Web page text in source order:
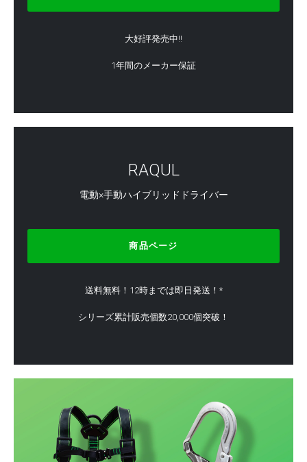
大好評発売中!!
1年間のメーカー保証
RAQUL
電動×手動ハイブリッドドライバー
商品ページ
送料無料！12時までは即日発送！*
シリーズ累計販売個数20,000個突破！